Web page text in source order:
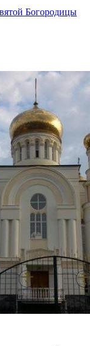
Богородицы